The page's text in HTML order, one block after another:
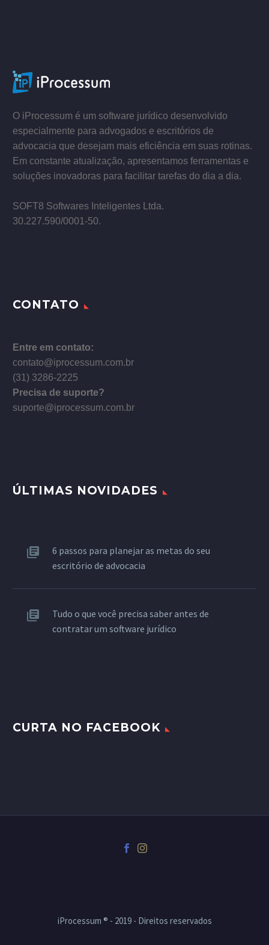
O iProcessum é um software jurídico desenvolvido
especialmente para advogados e escritórios de
advocacia que desejam mais eficiência em suas rotinas.
Em constante atualização, apresentamos ferramentas e
soluções inovadoras para facilitar tarefas do dia a dia.
SOFT8 Softwares Inteligentes Ltda.
30.227.590/0001­-50.
CONTATO
Entre em contato:
contato@iprocessum.com.br
(31) 3286-2225
Precisa de suporte?
suporte@iprocessum.com.br
ÚLTIMAS NOVIDADES
6 passos para planejar as metas do seu
escritório de advocacia
Tudo o que você precisa saber antes de
contratar um software jurídico
CURTA NO FACEBOOK
iProcessum ® - 2019 - Direitos reservados